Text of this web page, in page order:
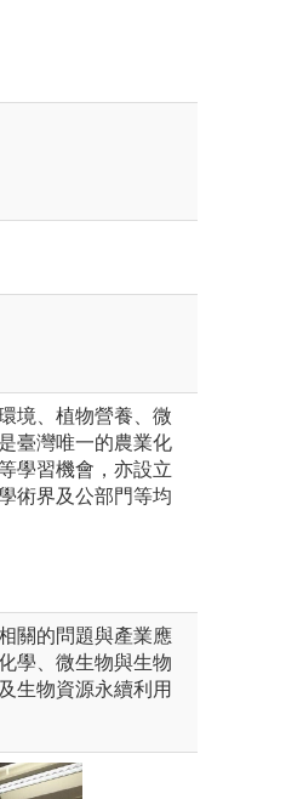
境、植物營養、微
臺灣唯一的農業化
學習機會，亦設立
術界及公部門等均
關的問題與產業應
學、微生物與生物
生物資源永續利用